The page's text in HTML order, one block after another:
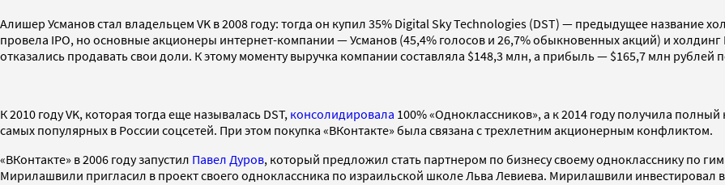
Алишер Усманов стал владельцем VK в 2008 году: тогда он купил 35% Digital Sky Technologies (DST) — предыдущее название
провела IPO, но основные акционеры интернет-компании — Усманов (45,4% голосов и 26,7% обыкновенных акций) и
отказались продавать свои доли. К этому моменту выручка компании составляла $148,3 млн, а прибыль — $165,7 млн рублей
К 2010 году VK, которая тогда еще называлась DST, консолидировала 100% «Одноклассников», а к 2014 году получила
самых популярных в России соцсетей. При этом покупка «ВКонтакте» была связана с трехлетним акционерным конфликтом.
«ВКонтакте» в 2006 году запустил Павел Дуров, который предложил стать партнером по бизнесу своему однокласснику по
Мирилашвили пригласил в проект своего одноклассника по израильской школе Льва Левиева. Мирилашвили инвестировал